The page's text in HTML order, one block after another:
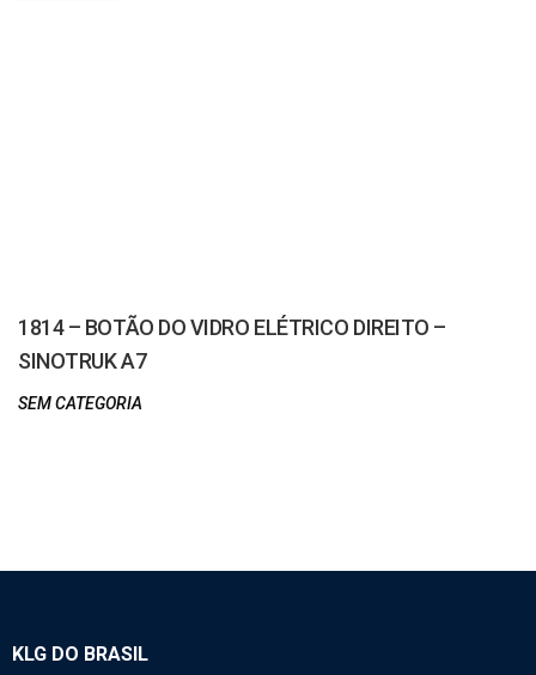
1814 – BOTÃO DO VIDRO ELÉTRICO DIREITO –
SINOTRUK A7
SEM CATEGORIA
KLG DO BRASIL